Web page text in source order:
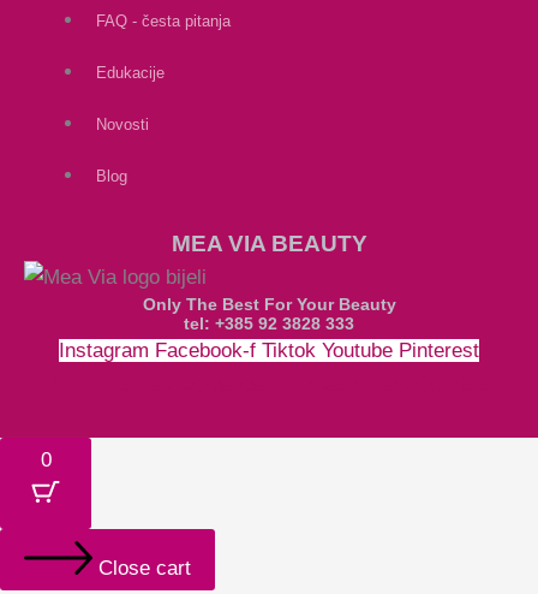
FAQ - česta pitanja
Edukacije
Novosti
Blog
MEA VIA BEAUTY
Only The Best For Your Beauty
tel: +385 92 3828 333
Instagram Facebook-f Tiktok Youtube Pinterest
0
Close cart